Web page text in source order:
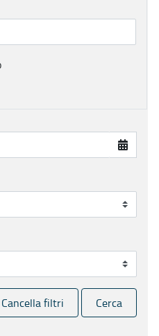
Cancella filtri Cerca